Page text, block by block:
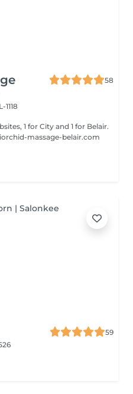
58
1 for City and 1 for Belair.
massage-belair.com
59